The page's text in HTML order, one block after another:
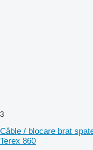
3
Câble / blocare brat
Terex 860